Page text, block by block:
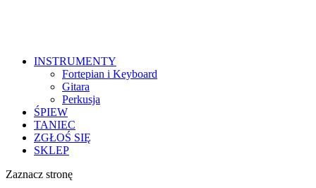
INSTRUMENTY
Fortepian i Keyboard
Gitara
Perkusja
ŚPIEW
TANIEC
ZGŁOŚ SIĘ
SKLEP
Zaznacz stronę